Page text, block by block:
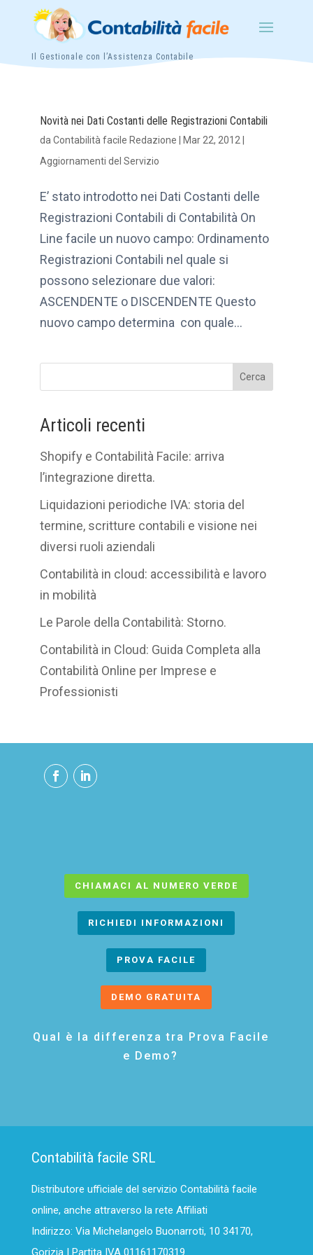
Il Gestionale con l’Assistenza Contabile
Novità nei Dati Costanti delle Registrazioni Contabili
daContabilità facile Redazione Mar 22, 2012|
Aggiornamenti del Servizio
E’ stato introdotto nei Dati Costanti delle
Registrazioni Contabili di Contabilità On
Line facile un nuovo campo: Ordinamento
Registrazioni Contabili nel quale si
possono selezionare due valori:
ASCENDENTE o DISCENDENTE Questo
nuovo campo determina con quale...
Cerca
Articoli recenti
Shopify e Contabilità Facile: arriva
l’integrazione diretta.
Liquidazioni periodiche IVA: storia del
termine, scritture contabili e visione nei
diversi ruoli aziendali
Contabilità in cloud: accessibilità e lavoro
in mobilità
Le Parole della Contabilità: Storno.
Contabilità in Cloud: Guida Completa alla
Contabilità Online per Imprese e
Professionisti
CHIAMACI AL NUMERO VERDE
RICHIEDI INFORMAZIONI
PROVA FACILE
DEMO GRATUITA
Qual è la differenza tra Prova Facile
e Demo?
Contabilità facile SRL
Distributore ufficiale del servizio Contabilità facile
online, anche attraverso la rete Affiliati
Indirizzo: Via Michelangelo Buonarroti, 10 34170,